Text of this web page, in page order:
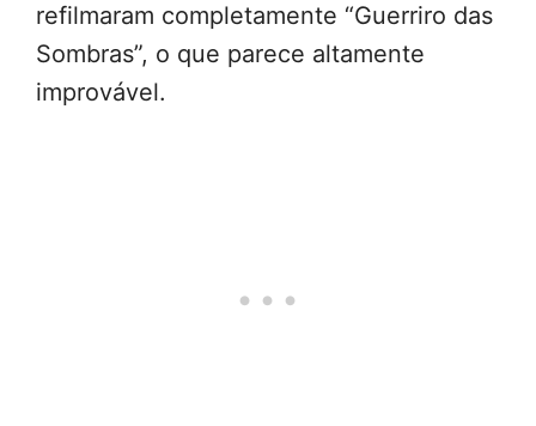
refilmaram completamente “Guerriro das
Sombras”, o que parece altamente
improvável.